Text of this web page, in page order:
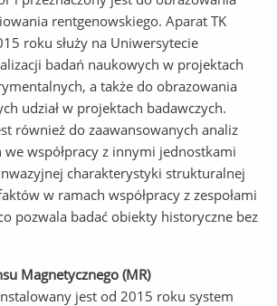
rentgenowskiego. Aparat TK
roku służy na Uniwersytecie
badań naukowych w projektach
a także do obrazowania
udział w projektach badawczych.
również do zaawansowanych analiz
współpracy z innymi jednostkami
charakterystyki strukturalnej
w ramach współpracy z zespołami
pozwala badać obiekty historyczne bez
Magnetycznego (MR)
jest od 2015 roku system